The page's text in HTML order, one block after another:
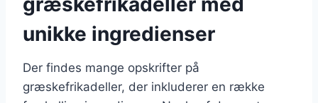
unikke ingredienser
Der findes mange opskrifter på
græskefrikadeller, der inkluderer en række